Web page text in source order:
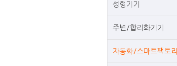
성형기기
주변/합리화기기
자동화/스마트팩토리